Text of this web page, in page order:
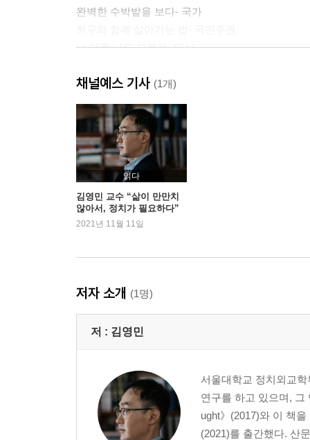
완벽한 수박밭을 보다- 국가
내 마음 나도 모르게- 민심
2부 열광과 냉소 사이에서
정치적 열광과 냉소 사이에서- 정치 참여의 스펙트
무도회와 대의정치- 선거
투표할 때 일어나는 일- 투표
원본은 없다- 대의정치
위대한 리더는 좇지 않고 바라본다- 정치 리더십
그리고 사람들의 마음 풍경이 바뀌었다- 정치 연설
어떤 검사의 정치- 법
장소는 우리를 상상하게 한다- 공간
누군가 이 나라를 몸에 비유한다면- 정치적 비유
두 편의 서핑 영화- 현실도피
갱 영화와 교차편집- 성과 속
상처받은 이의 고통과 영광- 공감
식물이 질주한다- 보통 사람들
채널예스 기사 (1개)
읽다
김영민 교수 “삶이 만만치
않아서, 정치가 필요하다”
2021년 11월 11일
저자 소개 (1명)
저 : 김영민
서울대학교 정치외교
연구를 하고 있으며, 그
ught》(2017)와 이 책
(2021)를 출간했다. 산